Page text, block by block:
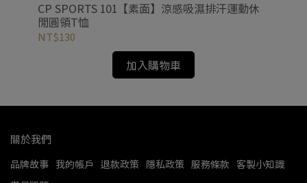
CP SPORTS 101【素面】涼感吸濕排汗運動休
閒圓領T恤
NT$130
加入購物車
關於我們
品牌故事 我的帳戶 退款政策 隱私政策 服務條款 客製小知識